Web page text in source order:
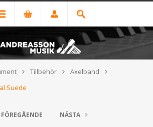
Tillbehör
Axelband
Suede
FÖREGÅENDE NÄSTA